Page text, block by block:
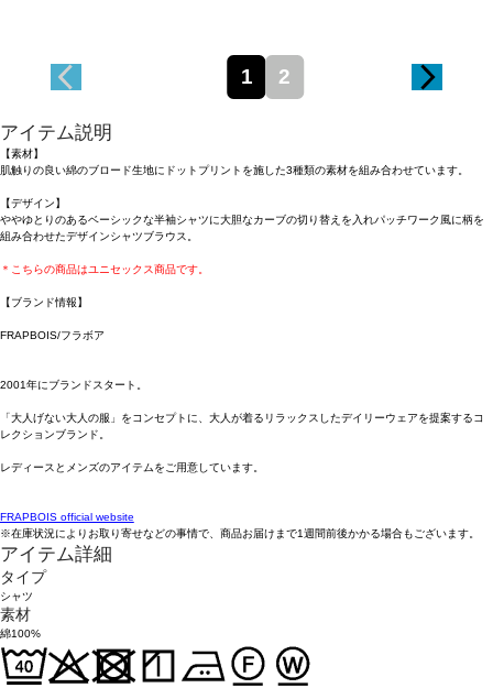
1 2
アイテム説明
【素材】
肌触りの良い綿のブロード生地にドットプリントを施した3種類の素材を組み合わせています。
【デザイン】
ややゆとりのあるベーシックな半袖シャツに大胆なカーブの切り替えを入れパッチワーク風に柄を
組み合わせたデザインシャツブラウス。
＊こちらの商品はユニセックス商品です。
【ブランド情報】
FRAPBOIS/フラボア
2001年にブランドスタート。
「大人げない大人の服」をコンセプトに、大人が着るリラックスしたデイリーウェアを提案するコ
レクションブランド。
レディースとメンズのアイテムをご用意しています。
FRAPBOIS official website
※在庫状況によりお取り寄せなどの事情で、商品お届けまで1週間前後かかる場合もございます。
アイテム詳細
タイプ
シャツ
素材
綿100%